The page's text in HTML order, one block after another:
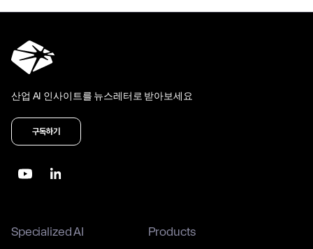
산업 AI 인사이트를 뉴스레터로 받아보세요
구독하기
Specialized AI Products